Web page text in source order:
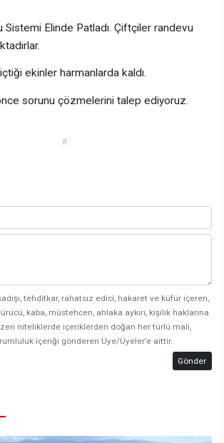
Sistemi Elinde Patladı. Çiftçiler randevu
ekinler harmanlarda kaldı.
sorunu çözmelerini talep ediyoruz.
#
tehditkar, rahatsız edici, hakaret ve küfür içeren,
kaba, müstehcen, ahlaka aykırı, kişilik haklarına
niteliklerde içeriklerden doğan her türlü mali,
içeriği gönderen Üye/Üyeler’e aittir.
Gönder